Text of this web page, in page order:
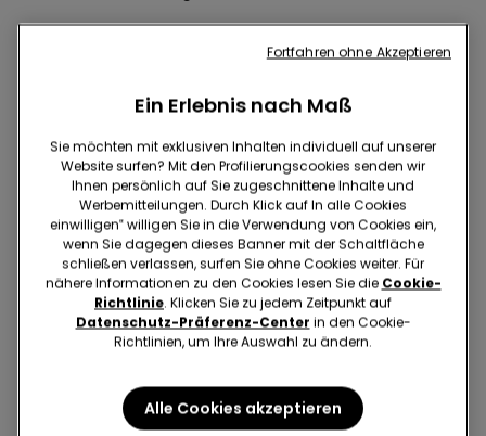
Recyceltes Mikrofaser
Hoher Bikinislip mit Raffung
Recyceltes Mikrofaser
BHs 3 für 2
5 Farben
Gepolsterter Bandeau-BH
Ein Erlebnis nach Maß
Sie möchten mit exklusiven Inhalten individuell auf unserer
Website surfen? Mit den Profilierungscookies senden wir
Ihnen persönlich auf Sie zugeschnittene Inhalte und
Werbemitteilungen. Durch Klick auf In alle Cookies
einwilligen‟ willigen Sie in die Verwendung von Cookies ein,
wenn Sie dagegen dieses Banner mit der Schaltfläche
schließen verlassen, surfen Sie ohne Cookies weiter. Für
nähere Informationen zu den Cookies lesen Sie die Cookie-
Richtlinie. Klicken Sie zu jedem Zeitpunkt auf
Datenschutz-Präferenz-Center in den Cookie-
Richtlinien, um Ihre Auswahl zu ändern.
Alle Cookies akzeptieren
Fortfahren ohne Akzeptieren